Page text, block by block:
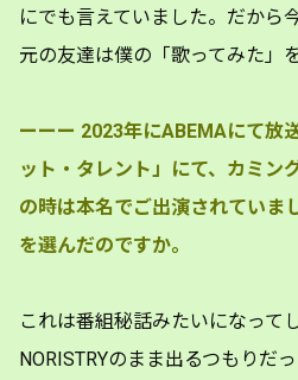
にでも言えていました。だから
元の友達は僕の「歌ってみた」
ーーー 2023年にABEMAにて放
ット・タレント」にて、カミン
の時は本名でご出演されていま
を選んだのですか。
これは番組秘話みたいになって
NORISTRYのまま出るつもりだ